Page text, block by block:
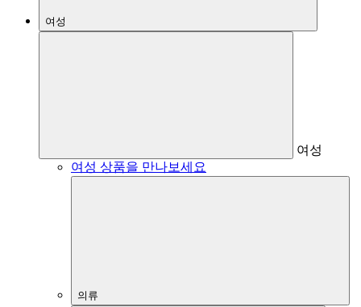
여성
여성
여성 상품을 만나보세요
의류